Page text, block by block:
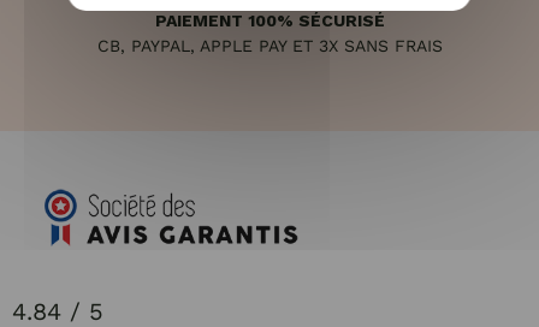
PAIEMENT 100% SÉCURISÉ
CB, PAYPAL, APPLE PAY ET 3X SANS FRAIS
4.84 / 5